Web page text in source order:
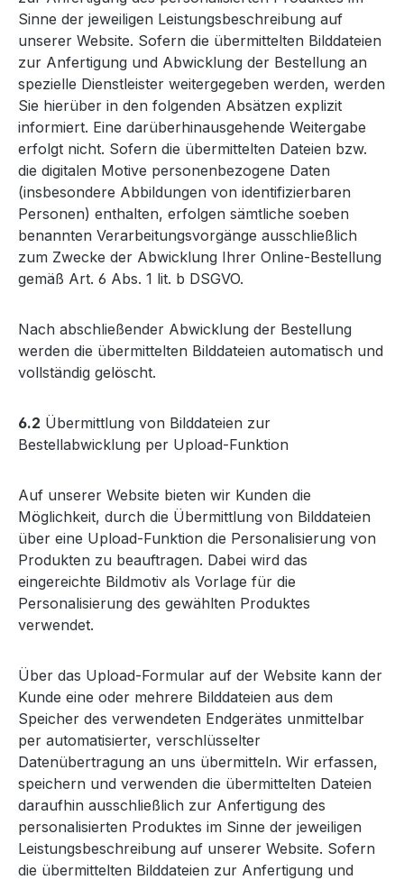
Sinne der jeweiligen Leistungsbeschreibung auf
unserer Website. Sofern die übermittelten Bilddateien
zur Anfertigung und Abwicklung der Bestellung an
spezielle Dienstleister weitergegeben werden, werden
Sie hierüber in den folgenden Absätzen explizit
informiert. Eine darüberhinausgehende Weitergabe
erfolgt nicht. Sofern die übermittelten Dateien bzw.
die digitalen Motive personenbezogene Daten
(insbesondere Abbildungen von identifizierbaren
Personen) enthalten, erfolgen sämtliche soeben
benannten Verarbeitungsvorgänge ausschließlich
zum Zwecke der Abwicklung Ihrer Online-Bestellung
gemäß Art. 6 Abs. 1 lit. b DSGVO.
Nach abschließender Abwicklung der Bestellung
werden die übermittelten Bilddateien automatisch und
vollständig gelöscht.
6.2 Übermittlung von Bilddateien zur
Bestellabwicklung per Upload-Funktion
Auf unserer Website bieten wir Kunden die
Möglichkeit, durch die Übermittlung von Bilddateien
über eine Upload-Funktion die Personalisierung von
Produkten zu beauftragen. Dabei wird das
eingereichte Bildmotiv als Vorlage für die
Personalisierung des gewählten Produktes
verwendet.
Über das Upload-Formular auf der Website kann der
Kunde eine oder mehrere Bilddateien aus dem
Speicher des verwendeten Endgerätes unmittelbar
per automatisierter, verschlüsselter
Datenübertragung an uns übermitteln. Wir erfassen,
speichern und verwenden die übermittelten Dateien
daraufhin ausschließlich zur Anfertigung des
personalisierten Produktes im Sinne der jeweiligen
Leistungsbeschreibung auf unserer Website. Sofern
die übermittelten Bilddateien zur Anfertigung und